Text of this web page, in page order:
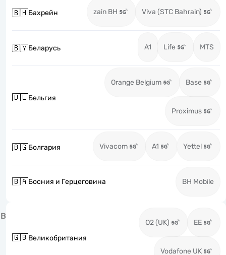
🇧🇭Бахрейн zain BH Viva (STC Bahrain)
🇧🇾Беларусь A1 Life MTS
🇧🇪Бельгия
Orange Belgium Base
Proximus
🇧🇬Болгария Vivacom A1 Yettel
🇧🇦Босния и Герцеговина BH Mobile
В
🇬🇧Великобритания
O2 (UK) EE
Vodafone UK